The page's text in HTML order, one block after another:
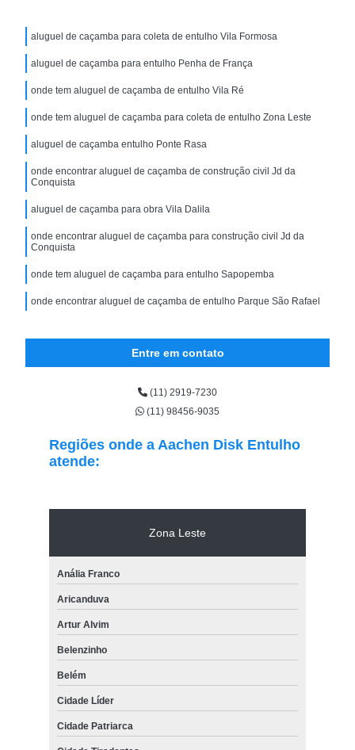
aluguel de caçamba para coleta de entulho Vila Formosa
aluguel de caçamba para entulho Penha de França
onde tem aluguel de caçamba de entulho Vila Ré
onde tem aluguel de caçamba para coleta de entulho Zona Leste
aluguel de caçamba entulho Ponte Rasa
onde encontrar aluguel de caçamba de construção civil Jd da
Conquista
aluguel de caçamba para obra Vila Dalila
onde encontrar aluguel de caçamba para construção civil Jd da
Conquista
onde tem aluguel de caçamba para entulho Sapopemba
onde encontrar aluguel de caçamba de entulho Parque São Rafael
Entre em contato
(11) 2919-7230
(11) 98456-9035
Regiões onde a Aachen Disk Entulho
atende:
Zona Leste
Anália Franco
Aricanduva
Artur Alvim
Belenzinho
Belém
Cidade Líder
Cidade Patriarca